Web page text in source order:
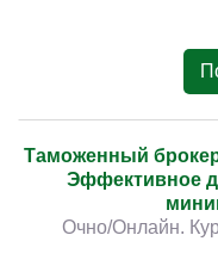
Таможенный
Эффективное
Очно/Онлайн.